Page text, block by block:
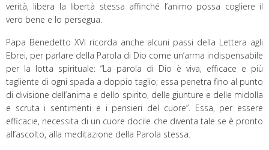
verità, libera la libertà stessa affinché l’animo possa cogliere il
vero bene e lo persegua.
Papa Benedetto XVI ricorda anche alcuni passi della Lettera agli
Ebrei, per parlare della Parola di Dio come un’arma indispensabile
per la lotta spirituale: “La parola di Dio è viva, efficace e più
tagliente di ogni spada a doppio taglio; essa penetra fino al punto
di divisione dell’anima e dello spirito, delle giunture e delle midolla
e scruta i sentimenti e i pensieri del cuore”. Essa, per essere
efficacie, necessita di un cuore docile che diventa tale se è pronto
all’ascolto, alla meditazione della Parola stessa.